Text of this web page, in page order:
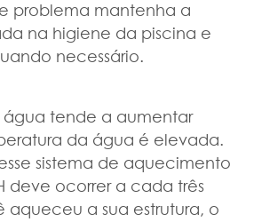
problema mantenha a
na higiene da piscina e
necessário.
água tende a aumentar
da água é elevada.
sistema de aquecimento
deve ocorrer a cada três
aqueceu a sua estrutura, o